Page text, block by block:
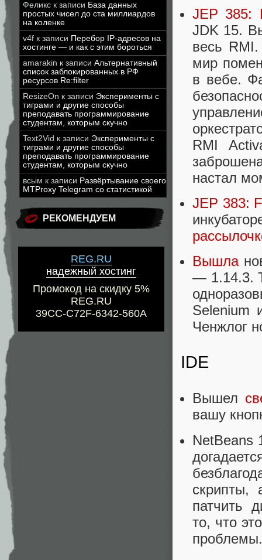
Феликс к записи База данных
простых чисел до ста миллиардов
на коленке
v4f к записи Перебор IP-адресов на
хостинге — и как с этим бороться
amarakin к записи Альтернативный
список заблокированных в РФ
ресурсов Re:filter
ResizeOn к записи Эксперименты с
тиграми и другие способы
преподавать программирование
студентам, которым скучно
Text2Vid к записи Эксперименты с
тиграми и другие способы
преподавать программирование
студентам, которым скучно
всым к записи Развёртывание своего
MTProxy Telegram со статистикой
РЕКОМЕНДУЕМ
REG.RU
надежный хостинг
Промокод на скидку 5%
REG.RU
39CC-C72F-6342-560A
JEP 385:
JDK 15.
весь
мир
в вебе.
RMI
настал
JEP 383:
Вышла
— 1.14.3.
Selenium
Ченжлог
IDE
Вышел
вашу
NetBeans
скрипты,
патчить
то, что
проблемы.